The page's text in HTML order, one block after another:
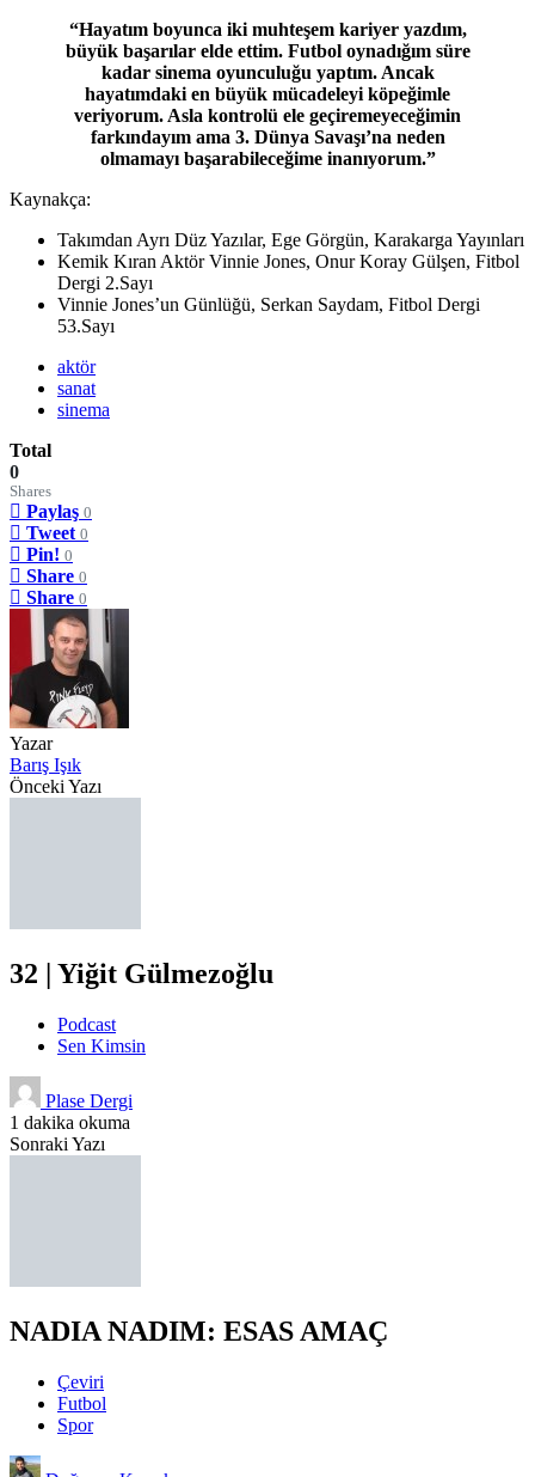
“Hayatım boyunca iki muhteşem kariyer yazdım,
büyük başarılar elde ettim. Futbol oynadığım süre
kadar sinema oyunculuğu yaptım. Ancak
hayatımdaki en büyük mücadeleyi köpeğimle
veriyorum. Asla kontrolü ele geçiremeyeceğimin
farkındayım ama 3. Dünya Savaşı’na neden
olmamayı başarabileceğime inanıyorum.”
Kaynakça:
Takımdan Ayrı Düz Yazılar, Ege Görgün, Karakarga Yayınları
Kemik Kıran Aktör Vinnie Jones, Onur Koray Gülşen, Fitbol
Dergi 2.Sayı
Vinnie Jones’un Günlüğü, Serkan Saydam, Fitbol Dergi
53.Sayı
aktör
sanat
sinema
Total
0
Shares
Paylaş 0
Tweet 0
Pin! 0
Share 0
Share 0
Yazar
Barış Işık
Önceki Yazı
32 | Yiğit Gülmezoğlu
Podcast
Sen Kimsin
Plase Dergi
1 dakika okuma
Sonraki Yazı
NADIA NADIM: ESAS AMAÇ
Çeviri
Futbol
Spor